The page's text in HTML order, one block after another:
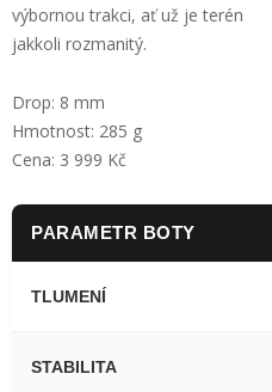
výbornou trakci, ať už je terén
jakkoli rozmanitý.
Drop: 8 mm
Hmotnost: 285 g
Cena: 3 999 Kč
PARAMETR BOTY
TLUMENÍ
STABILITA